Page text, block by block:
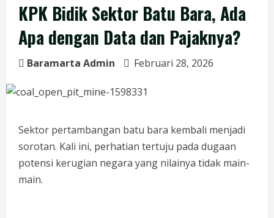
KPK Bidik Sektor Batu Bara, Ada
Apa dengan Data dan Pajaknya?
Baramarta Admin Februari 28, 2026
Sektor pertambangan batu bara kembali menjadi
sorotan. Kali ini, perhatian tertuju pada dugaan
potensi kerugian negara yang nilainya tidak main-
main.